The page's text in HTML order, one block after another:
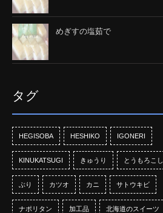
めぎすの塩茹で
タグ
HEGISOBA HESHIKO IGONERI
KINUKATSUGI きゅうり とうもろこし
ぶり カツオ カニ サトウキビ
ナポリタン 加工品 北海道のスイーツ